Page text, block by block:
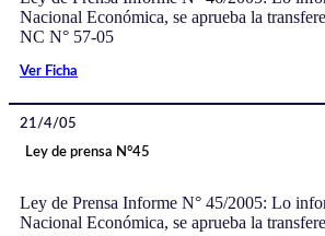
Nacional Económica, se aprueba la
NC N° 57-05
Ver Ficha
21/4/05
Ley de prensa N°45
Ley de Prensa Informe N° 45/2005: Lo
Nacional Económica, se aprueba la